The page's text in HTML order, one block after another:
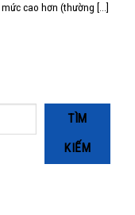
cao hơn (thường [...]
TÌM
KIẾM